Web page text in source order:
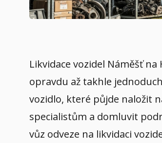
Likvidace vozidel Náměšť na
opravdu až takhle
vozidlo, které půjde naložit
specialistům a domluvit
vůz odveze na likvidaci